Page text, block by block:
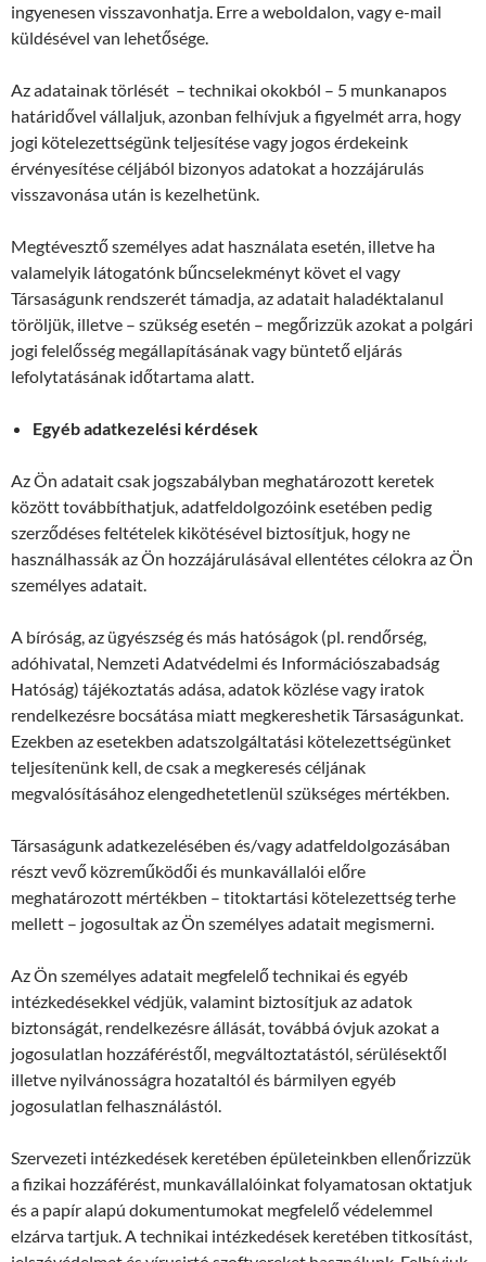
ingyenesen visszavonhatja. Erre a weboldalon, vagy e-mail
küldésével van lehetősége.
Az adatainak törlését – technikai okokból – 5 munkanapos
határidővel vállaljuk, azonban felhívjuk a figyelmét arra, hogy
jogi kötelezettségünk teljesítése vagy jogos érdekeink
érvényesítése céljából bizonyos adatokat a hozzájárulás
visszavonása után is kezelhetünk.
Megtévesztő személyes adat használata esetén, illetve ha
valamelyik látogatónk bűncselekményt követ el vagy
Társaságunk rendszerét támadja, az adatait haladéktalanul
töröljük, illetve – szükség esetén – megőrizzük azokat a polgári
jogi felelősség megállapításának vagy büntető eljárás
lefolytatásának időtartama alatt.
Egyéb adatkezelési kérdések
Az Ön adatait csak jogszabályban meghatározott keretek
között továbbíthatjuk, adatfeldolgozóink esetében pedig
szerződéses feltételek kikötésével biztosítjuk, hogy ne
használhassák az Ön hozzájárulásával ellentétes célokra az Ön
személyes adatait.
A bíróság, az ügyészség és más hatóságok (pl. rendőrség,
adóhivatal, Nemzeti Adatvédelmi és Információszabadság
Hatóság) tájékoztatás adása, adatok közlése vagy iratok
rendelkezésre bocsátása miatt megkereshetik Társaságunkat.
Ezekben az esetekben adatszolgáltatási kötelezettségünket
teljesítenünk kell, de csak a megkeresés céljának
megvalósításához elengedhetetlenül szükséges mértékben.
Társaságunk adatkezelésében és/vagy adatfeldolgozásában
részt vevő közreműködői és munkavállalói előre
meghatározott mértékben – titoktartási kötelezettség terhe
mellett – jogosultak az Ön személyes adatait megismerni.
Az Ön személyes adatait megfelelő technikai és egyéb
intézkedésekkel védjük, valamint biztosítjuk az adatok
biztonságát, rendelkezésre állását, továbbá óvjuk azokat a
jogosulatlan hozzáféréstől, megváltoztatástól, sérülésektől
illetve nyilvánosságra hozataltól és bármilyen egyéb
jogosulatlan felhasználástól.
Szervezeti intézkedések keretében épületeinkben ellenőrizzük
a fizikai hozzáférést, munkavállalóinkat folyamatosan oktatjuk
és a papír alapú dokumentumokat megfelelő védelemmel
elzárva tartjuk. A technikai intézkedések keretében titkosítást,